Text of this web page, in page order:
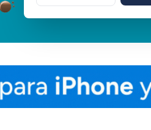
4.6ºc | Cipolletti, Rio Negro